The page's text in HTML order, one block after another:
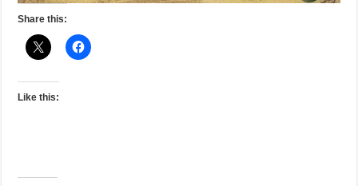
Share this:
Like this: